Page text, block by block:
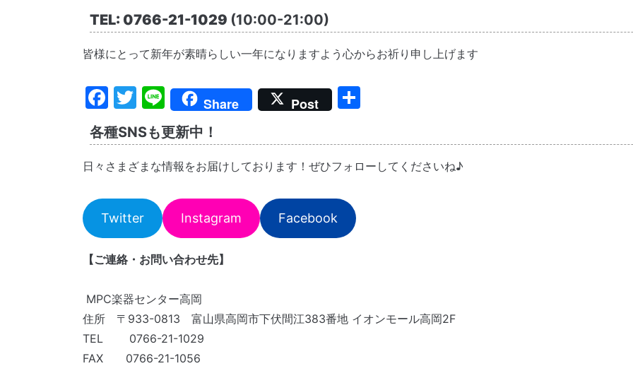
TEL: 0766-21-1029 (10:00-21:00)
皆様にとって新年が素晴らしい一年になりますよう心からお祈り申し上げます
Facebook
Twitter
LineShare Post
各種SNSも更新中！
日々さまざまな情報をお届けしております！ぜひフォローしてくださいね♪
Twitter Instagram Facebook
【ご連絡・お問い合わせ先】
MPC楽器センター高岡
住所 〒933-0813 富山県高岡市下伏間江383番地 イオンモール高岡2F
TEL 0766-21-1029
FAX 0766-21-1056